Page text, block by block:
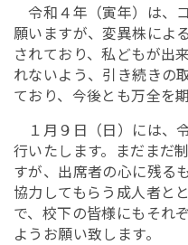
令和４年（寅年）は、
願いますが、変異株によ
されており、私どもが出
れないよう、引き続きの
ており、今後とも万全を
１月９日（日）には、
行いたします。まだまだ
すが、出席者の心に残る
協力してもらう成人者と
で、校下の皆様にもそれ
ようお願い致します。